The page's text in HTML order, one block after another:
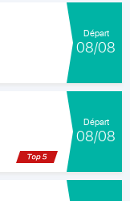
Départ
08/08
Départ
08/08